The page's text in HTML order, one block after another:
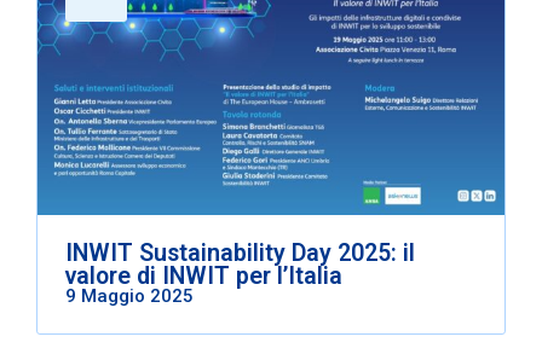
INWIT Sustainability Day 2025: il
valore di INWIT per l’Italia
9 Maggio 2025